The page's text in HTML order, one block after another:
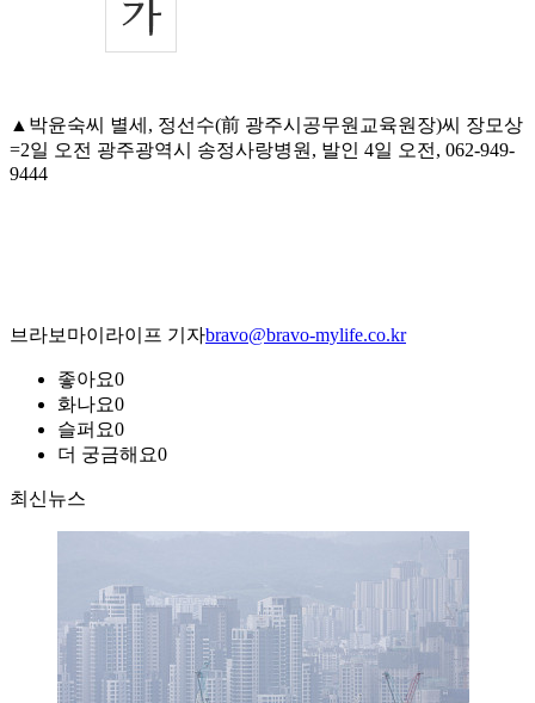
▲박윤숙씨 별세, 정선수(前 광주시공무원교육원장)씨 장모상
=2일 오전 광주광역시 송정사랑병원, 발인 4일 오전, 062-949-
9444
브라보마이라이프 기자bravo@bravo-mylife.co.kr
좋아요0
화나요0
슬퍼요0
더 궁금해요0
최신뉴스